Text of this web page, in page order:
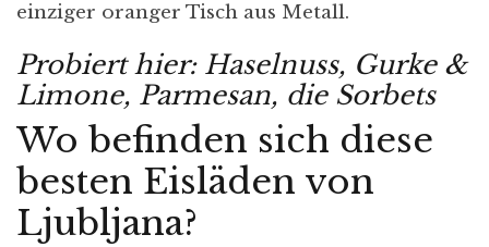
einziger oranger Tisch aus Metall.
Probiert hier: Haselnuss, Gurke &
Limone, Parmesan, die Sorbets
Wo befinden sich diese
besten Eisläden von
Ljubljana?